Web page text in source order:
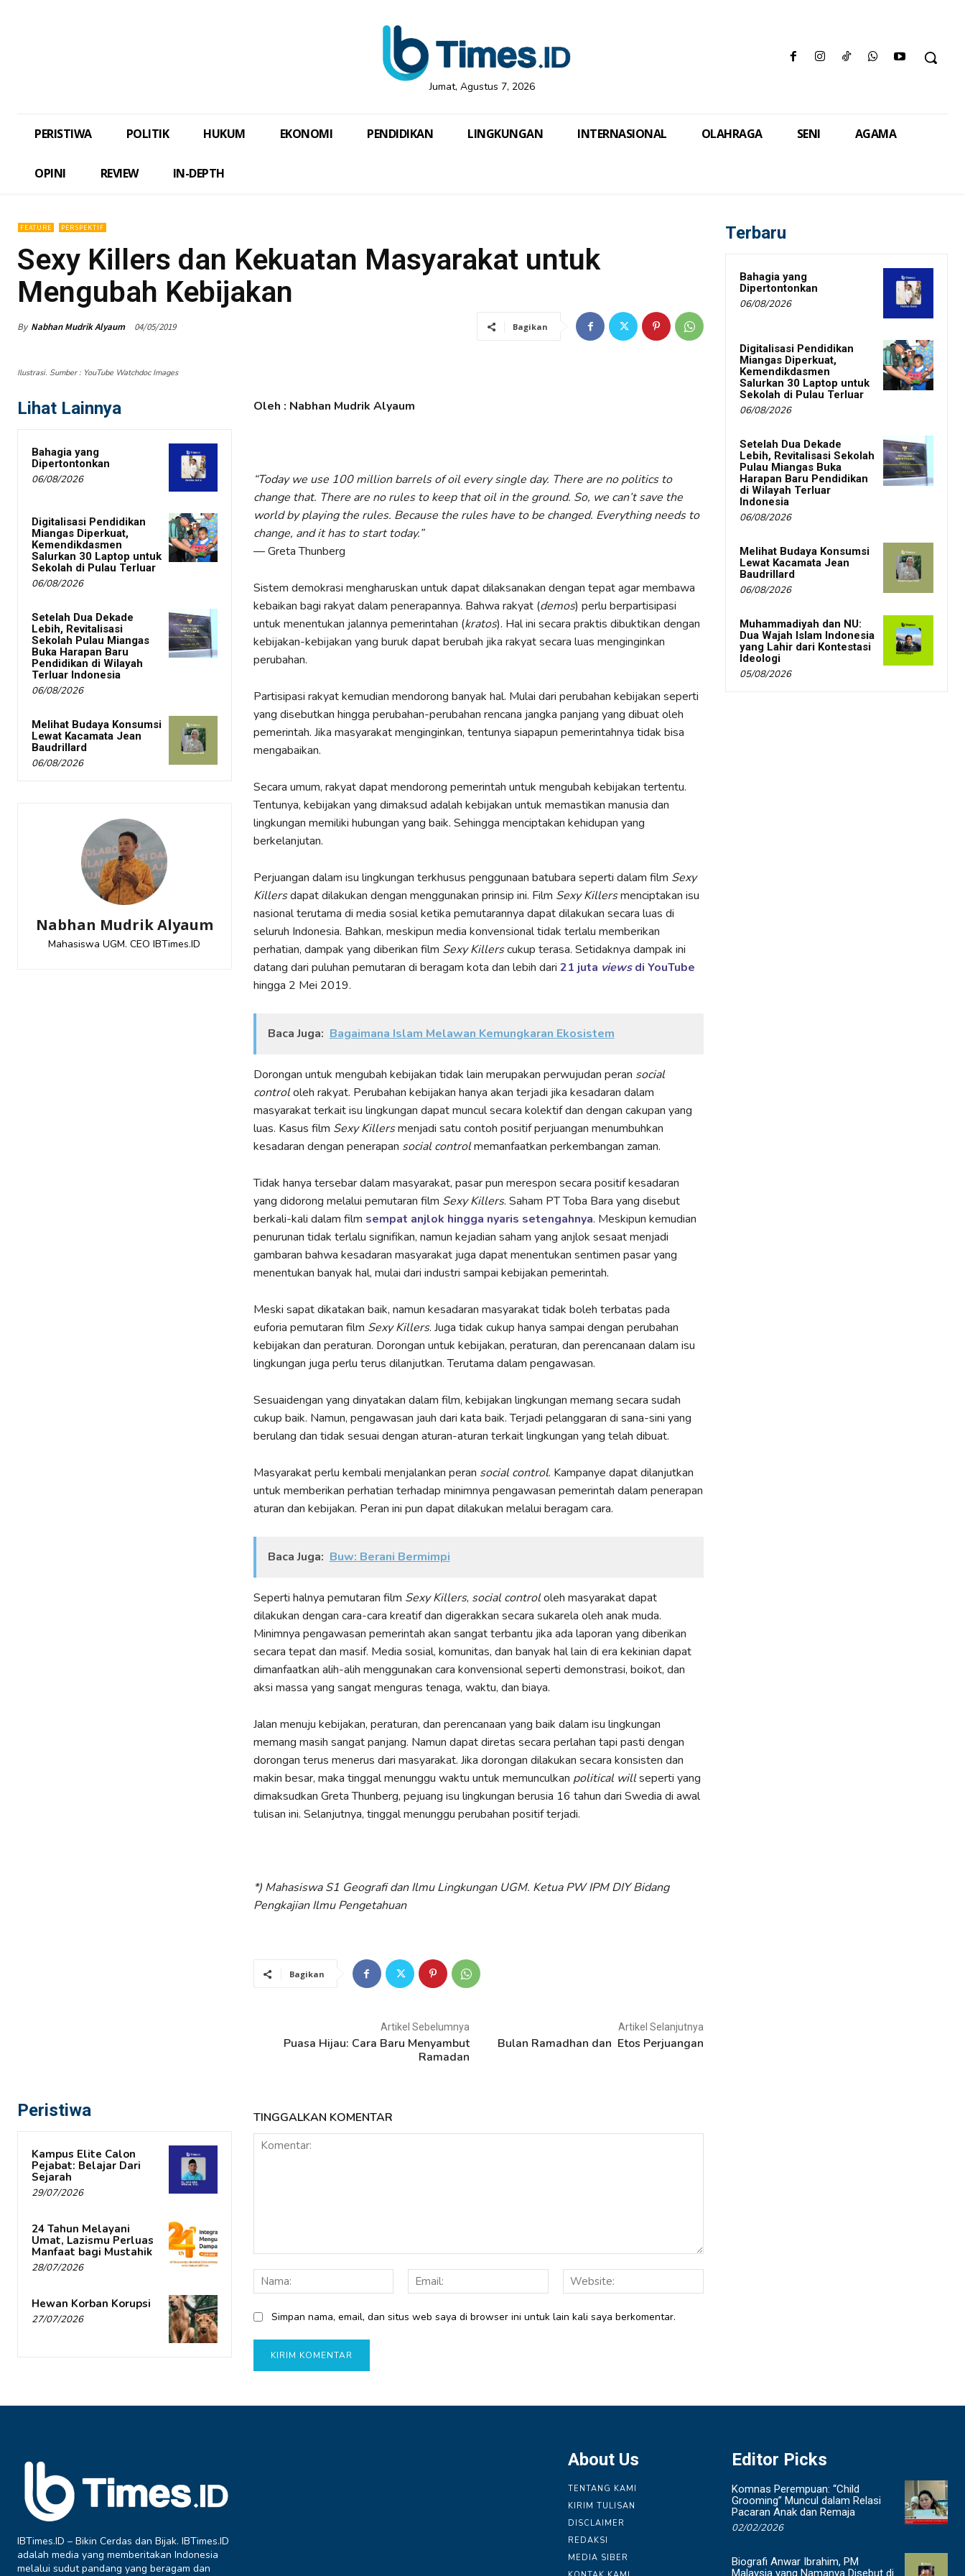
Jumat, Agustus 7, 2026
PERISTIWA POLITIK HUKUM EKONOMI PENDIDIKAN LINGKUNGAN INTERNASIONAL OLAHRAGA SENI AGAMA
OPINI REVIEW IN-DEPTH
FEATURE PERSPEKTIF
Sexy Killers dan Kekuatan Masyarakat untuk
Mengubah Kebijakan
By Nabhan Mudrik Alyaum 04/05/2019 Bagikan
Ilustrasi. Sumber : YouTube Watchdoc Images
Lihat Lainnya
Bahagia yang
Dipertontonkan
06/08/2026
Digitalisasi Pendidikan
Miangas Diperkuat,
Kemendikdasmen
Salurkan 30 Laptop untuk
Sekolah di Pulau Terluar
06/08/2026
Setelah Dua Dekade
Lebih, Revitalisasi
Sekolah Pulau Miangas
Buka Harapan Baru
Pendidikan di Wilayah
Terluar Indonesia
06/08/2026
Melihat Budaya Konsumsi
Lewat Kacamata Jean
Baudrillard
06/08/2026
Nabhan Mudrik Alyaum
Mahasiswa UGM. CEO IBTimes.ID
Oleh : Nabhan Mudrik Alyaum
“Today we use 100 million barrels of oil every single day. There are no politics to
change that. There are no rules to keep that oil in the ground. So, we can’t save the
world by playing the rules. Because the rules have to be changed. Everything needs to
change, and it has to start today.”
— Greta Thunberg
Sistem demokrasi mengharuskan untuk dapat dilaksanakan dengan tepat agar membawa
kebaikan bagi rakyat dalam penerapannya. Bahwa rakyat (demos) perlu berpartisipasi
untuk menentukan jalannya pemerintahan (kratos). Hal ini secara praktis dibuktikan dengan
kebijakan-kebijakan yang buruk dapat berubah jika rakyat secara luas menginginkan
perubahan.
Partisipasi rakyat kemudian mendorong banyak hal. Mulai dari perubahan kebijakan seperti
yang disebutkan hingga perubahan-perubahan rencana jangka panjang yang dibuat oleh
pemerintah. Jika masyarakat menginginkan, tentunya siapapun pemerintahnya tidak bisa
mengabaikan.
Secara umum, rakyat dapat mendorong pemerintah untuk mengubah kebijakan tertentu.
Tentunya, kebijakan yang dimaksud adalah kebijakan untuk memastikan manusia dan
lingkungan memiliki hubungan yang baik. Sehingga menciptakan kehidupan yang
berkelanjutan.
Perjuangan dalam isu lingkungan terkhusus penggunaan batubara seperti dalam film Sexy
Killersdapat dilakukan dengan menggunakan prinsip ini. Film Sexy Killersmenciptakan isu
nasional terutama di media sosial ketika pemutarannya dapat dilakukan secara luas di
seluruh Indonesia. Bahkan, meskipun media konvensional tidak terlalu memberikan
perhatian, dampak yang diberikan film Sexy Killerscukup terasa. Setidaknya dampak ini
datang dari puluhan pemutaran di beragam kota dan lebih dari 21 juta viewsdi YouTube
hingga 2 Mei 2019.
Baca Juga: Bagaimana Islam Melawan Kemungkaran Ekosistem
Dorongan untuk mengubah kebijakan tidak lain merupakan perwujudan peran social
controloleh rakyat. Perubahan kebijakan hanya akan terjadi jika kesadaran dalam
masyarakat terkait isu lingkungan dapat muncul secara kolektif dan dengan cakupan yang
luas. Kasus film Sexy Killersmenjadi satu contoh positif perjuangan menumbuhkan
kesadaran dengan penerapan social controlmemanfaatkan perkembangan zaman.
Tidak hanya tersebar dalam masyarakat, pasar pun merespon secara positif kesadaran
yang didorong melalui pemutaran film Sexy Killers. Saham PT Toba Bara yang disebut
berkali-kali dalam film sempat anjlok hingga nyaris setengahnya. Meskipun kemudian
penurunan tidak terlalu signifikan, namun kejadian saham yang anjlok sesaat menjadi
gambaran bahwa kesadaran masyarakat juga dapat menentukan sentimen pasar yang
menentukan banyak hal, mulai dari industri sampai kebijakan pemerintah.
Meski sapat dikatakan baik, namun kesadaran masyarakat tidak boleh terbatas pada
euforia pemutaran film Sexy Killers. Juga tidak cukup hanya sampai dengan perubahan
kebijakan dan peraturan. Dorongan untuk kebijakan, peraturan, dan perencanaan dalam isu
lingkungan juga perlu terus dilanjutkan. Terutama dalam pengawasan.
Sesuaidengan yang dinyatakan dalam film, kebijakan lingkungan memang secara sudah
cukup baik. Namun, pengawasan jauh dari kata baik. Terjadi pelanggaran di sana-sini yang
berulang dan tidak sesuai dengan aturan-aturan terkait lingkungan yang telah dibuat.
Masyarakat perlu kembali menjalankan peran social control. Kampanye dapat dilanjutkan
untuk memberikan perhatian terhadap minimnya pengawasan pemerintah dalam penerapan
aturan dan kebijakan. Peran ini pun dapat dilakukan melalui beragam cara.
Baca Juga: Buw: Berani Bermimpi
Seperti halnya pemutaran film Sexy Killers, social controloleh masyarakat dapat
dilakukan dengan cara-cara kreatif dan digerakkan secara sukarela oleh anak muda.
Minimnya pengawasan pemerintah akan sangat terbantu jika ada laporan yang diberikan
secara tepat dan masif. Media sosial, komunitas, dan banyak hal lain di era kekinian dapat
dimanfaatkan alih-alih menggunakan cara konvensional seperti demonstrasi, boikot, dan
aksi massa yang sangat menguras tenaga, waktu, dan biaya.
Jalan menuju kebijakan, peraturan, dan perencanaan yang baik dalam isu lingkungan
memang masih sangat panjang. Namun dapat diretas secara perlahan tapi pasti dengan
dorongan terus menerus dari masyarakat. Jika dorongan dilakukan secara konsisten dan
makin besar, maka tinggal menunggu waktu untuk memunculkan political willseperti yang
dimaksudkan Greta Thunberg, pejuang isu lingkungan berusia 16 tahun dari Swedia di awal
tulisan ini. Selanjutnya, tinggal menunggu perubahan positif terjadi.
*) Mahasiswa S1 Geografi dan Ilmu Lingkungan UGM. Ketua PW IPM DIY Bidang
Pengkajian Ilmu Pengetahuan
Bagikan
Artikel Sebelumnya
Puasa Hijau: Cara Baru Menyambut
Ramadan
Artikel Selanjutnya
Bulan Ramadhan dan Etos Perjuangan
Peristiwa
Kampus Elite Calon
Pejabat: Belajar Dari
Sejarah
29/07/2026
24 Tahun Melayani
Umat, Lazismu Perluas
Manfaat bagi Mustahik
28/07/2026
Hewan Korban Korupsi
27/07/2026
TINGGALKAN KOMENTAR
Nama:
Email:
Simpan nama, email, dan situs web saya di browser ini untuk lain kali saya berkomentar.
Terbaru
Bahagia yang
Dipertontonkan
06/08/2026
Digitalisasi Pendidikan
Miangas Diperkuat,
Kemendikdasmen
Salurkan 30 Laptop untuk
Sekolah di Pulau Terluar
06/08/2026
Setelah Dua Dekade
Lebih, Revitalisasi Sekolah
Pulau Miangas Buka
Harapan Baru Pendidikan
di Wilayah Terluar
Indonesia
06/08/2026
Melihat Budaya Konsumsi
Lewat Kacamata Jean
Baudrillard
06/08/2026
Muhammadiyah dan NU:
Dua Wajah Islam Indonesia
yang Lahir dari Kontestasi
Ideologi
05/08/2026
IBTimes.ID – Bikin Cerdas dan Bijak. IBTimes.ID
adalah media yang memberitakan Indonesia
melalui sudut pandang yang beragam dan
About Us
TENTANG KAMI
KIRIM TULISAN
DISCLAIMER
REDAKSI
MEDIA SIBER
Editor Picks
Komnas Perempuan: “Child
Grooming” Muncul dalam Relasi
Pacaran Anak dan Remaja
02/02/2026
Biografi Anwar Ibrahim, PM
Malaysia yang Namanya Disebut di